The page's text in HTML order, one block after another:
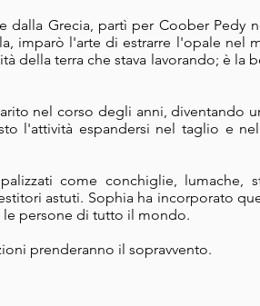
dalla Grecia, partì per Coober Pedy
imparò l'arte di estrarre l'opale nel
della terra che stava lavorando; è la
nel corso degli anni, diventando
l'attività espandersi nel taglio e
come conchiglie,
astuti. Sophia ha incorporato
le persone di tutto il mondo.
prenderanno il sopravvento.